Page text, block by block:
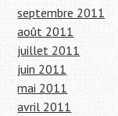
septembre 2011
août 2011
juillet 2011
juin 2011
mai 2011
avril 2011